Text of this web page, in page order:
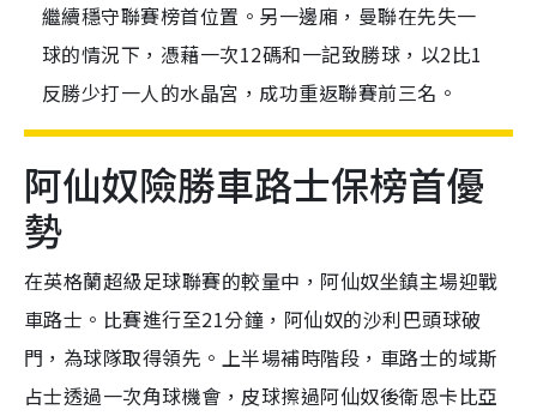
繼續穩守聯賽榜首位置。另一邊廂，曼聯在先失一
球的情況下，憑藉一次12碼和一記致勝球，以2比1
反勝少打一人的水晶宮，成功重返聯賽前三名。
阿仙奴險勝車路士保榜首優
勢
在英格蘭超級足球聯賽的較量中，阿仙奴坐鎮主場迎戰
車路士。比賽進行至21分鐘，阿仙奴的沙利巴頭球破
門，為球隊取得領先。上半場補時階段，車路士的域斯
占士透過一次角球機會，皮球擦過阿仙奴後衛恩卡比亞